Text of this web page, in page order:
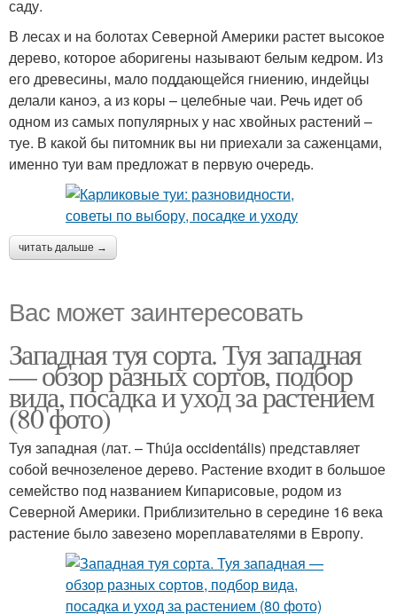
саду.
В лесах и на болотах Северной Америки растет высокое
дерево, которое аборигены называют белым кедром. Из
его древесины, мало поддающейся гниению, индейцы
делали каноэ, а из коры – целебные чаи. Речь идет об
одном из самых популярных у нас хвойных растений –
туе. В какой бы питомник вы ни приехали за саженцами,
именно туи вам предложат в первую очередь.
читать дальше →
Вас может заинтересовать
Западная туя сорта. Туя западная
— обзор разных сортов, подбор
вида, посадка и уход за растением
(80 фото)
Туя западная (лат. – Thúja occidentális) представляет
собой вечнозеленое дерево. Растение входит в большое
семейство под названием Кипарисовые, родом из
Северной Америки. Приблизительно в середине 16 века
растение было завезено мореплавателями в Европу.